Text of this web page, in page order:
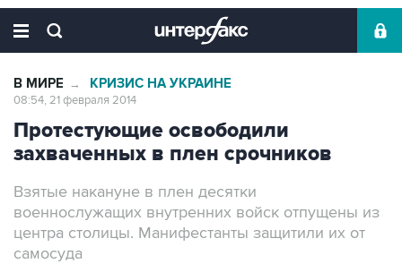
В МИРЕ → КРИЗИС НА УКРАИНЕ
08:54, 21 февраля 2014
Протестующие освободили
захваченных в плен срочников
Взятые накануне в плен десятки
военнослужащих внутренних войск отпущены из
центра столицы. Манифестанты защитили их от
самосуда